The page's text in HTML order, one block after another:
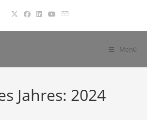
Menü
Jahres: 2024